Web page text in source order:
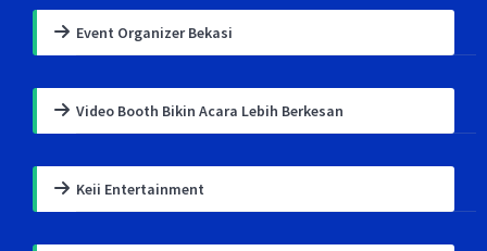
Event Organizer Bekasi
Video Booth Bikin Acara Lebih Berkesan
Keii Entertainment